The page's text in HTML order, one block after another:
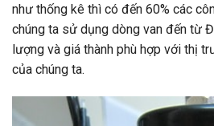
như thống kê thì có đến 60% các
chúng ta sử dụng dòng van đến từ
lượng và giá thành phù hợp với thị
của chúng ta.